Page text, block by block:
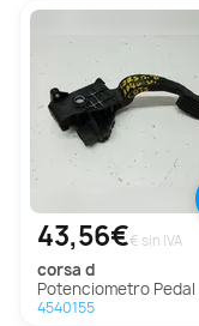
43,56€€ sin IVA
corsa d
Potenciometro Pedal Para Opel
4540155